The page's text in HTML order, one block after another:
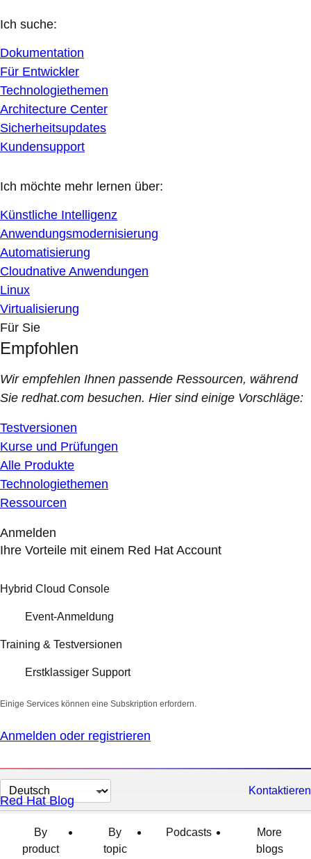
Ich suche:
Dokumentation
Für Entwickler
Technologiethemen
Architecture Center
Sicherheitsupdates
Kundensupport
Ich möchte mehr lernen über:
Künstliche Intelligenz
Anwendungsmodernisierung
Automatisierung
Cloudnative Anwendungen
Linux
Virtualisierung
Für Sie
Empfohlen
Wir empfehlen Ihnen passende Ressourcen, während
Sie redhat.com besuchen. Hier sind einige Vorschläge:
Testversionen
Kurse und Prüfungen
Alle Produkte
Technologiethemen
Ressourcen
Anmelden
Ihre Vorteile mit einem Red Hat Account
Hybrid Cloud Console
Event-Anmeldung
Training & Testversionen
Erstklassiger Support
Einige Services können eine Subskription erfordern.
Anmelden oder registrieren
Sprache
auswählen
Kontaktieren
Red Hat Blog
By
product
By
topic
Podcasts
More
blogs